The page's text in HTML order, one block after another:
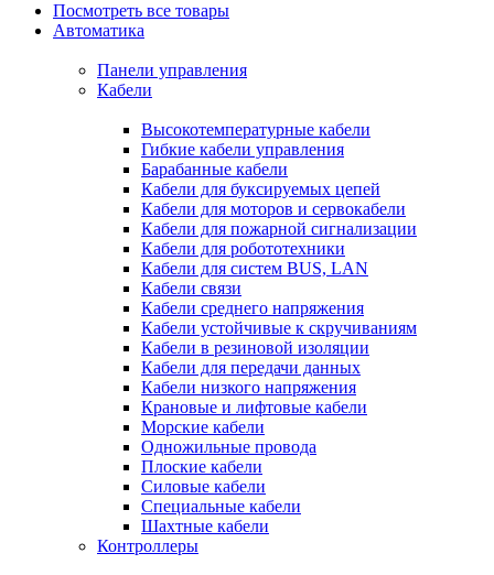
Посмотреть все товары
Автоматика
Панели управления
Кабели
Высокотемпературные кабели
Гибкие кабели управления
Барабанные кабели
Кабели для буксируемых цепей
Кабели для моторов и сервокабели
Кабели для пожарной сигнализации
Кабели для робототехники
Кабели для систем BUS, LAN
Кабели связи
Кабели среднего напряжения
Кабели устойчивые к скручиваниям
Кабели в резиновой изоляции
Кабели для передачи данных
Кабели низкого напряжения
Крановые и лифтовые кабели
Морские кабели
Одножильные провода
Плоские кабели
Силовые кабели
Специальные кабели
Шахтные кабели
Контроллеры